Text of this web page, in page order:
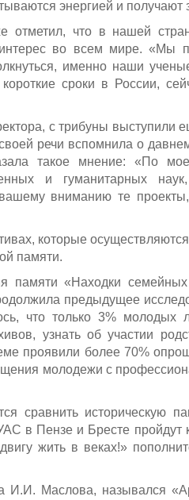
энергией и получают
отметил, что в нашей
во всем мире. «Мы
именно наши
сроки в России,
с трибуны выступили
речи вспомнила о
такое мнение: «По
и гуманитарных
вниманию те
которые
памяти.
памяти «Находки
предыдущее
что только 3% молодых
узнать об участии
проявили более 70%
молодежи с
сравнить историческую
в Пензе и Бресте
жить в веках!»
И.И. Маслова, назывался